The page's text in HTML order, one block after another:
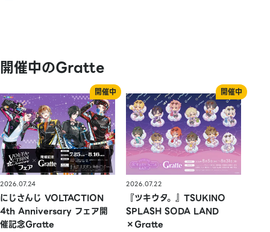
開催中のGratte
2026.07.24
にじさんじ VOLTACTION
4th Anniversary フェア開
催記念Gratte
2026.07.22
『ツキウタ。』TSUKINO
SPLASH SODA LAND
×Gratte